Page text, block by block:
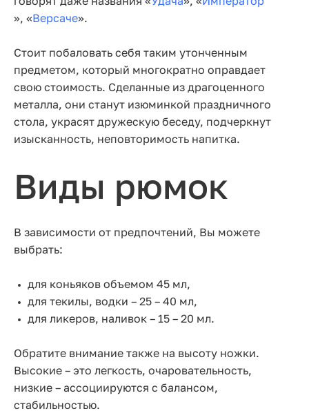
», «Версаче».
Стоит побаловать себя таким утонченным
предметом, который многократно оправдает
свою стоимость. Сделанные из драгоценного
металла, они станут изюминкой праздничного
стола, украсят дружескую беседу, подчеркнут
изысканность, неповторимость напитка.
Виды рюмок
В зависимости от предпочтений, Вы можете
выбрать:
для коньяков объемом 45 мл,
для текилы, водки – 25 – 40 мл,
для ликеров, наливок – 15 – 20 мл.
Обратите внимание также на высоту ножки.
Высокие – это легкость, очаровательность,
низкие – ассоциируются с балансом,
стабильностью.